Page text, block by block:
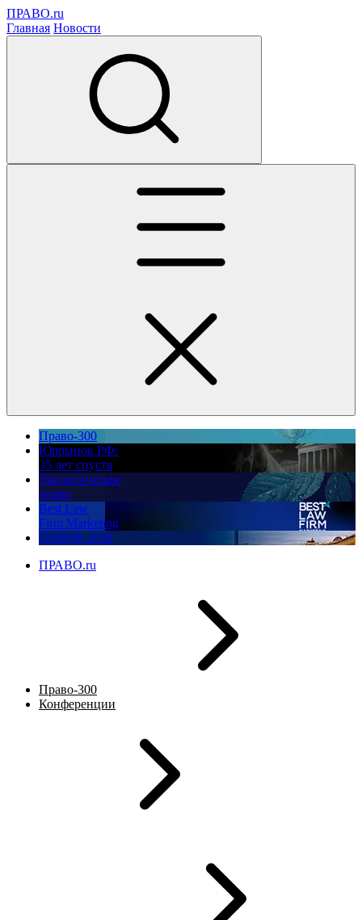
ПРАВО.ru
Главная Новости
Право-300
Юррынок РФ:
35 лет спустя
Экологическое
право
Best Law
Firm Marketing
ПМЮФ 2026
ПРАВО.ru
Право-300
Конференции